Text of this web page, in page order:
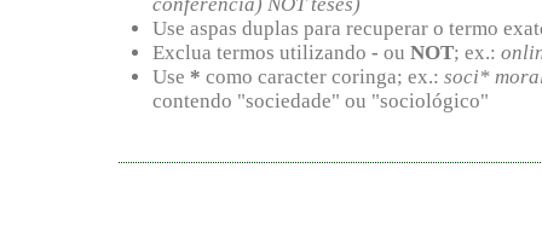
Use aspas duplas para recuperar o termo
Exclua termos utilizando - ou NOT; ex.:
Use * como caracter coringa; ex.: soci*
contendo "sociedade" ou "sociológico"